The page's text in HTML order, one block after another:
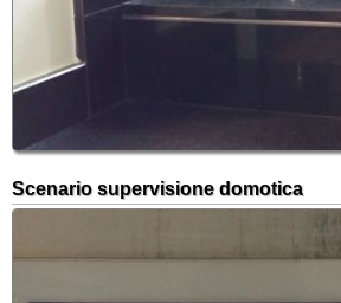
Scenario supervisione domotica